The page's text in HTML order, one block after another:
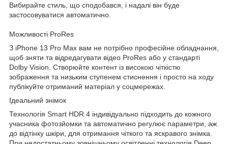
Вибирайте стиль, що сподобався, і надалі він буде
застосовуватися автоматично.
Можливості ProRes
З iPhone 13 Pro Max вам не потрібно професійне обладнання,
щоб зняти та відредагувати відео ProRes або у стандарті
Dolby Vision. Створюйте контент із високою чіткістю
зображення та низьким ступенем стиснення і просто на ходу
публікуйте отриманий матеріал у соцмережах.
Ідеальний знімок
Технологія Smart HDR 4 індивідуально підходить до кожного
учасника фотозйомки та автоматично регулює параметри, аж
до відтінку шкіри, для отримання чіткого та яскравого знімка.